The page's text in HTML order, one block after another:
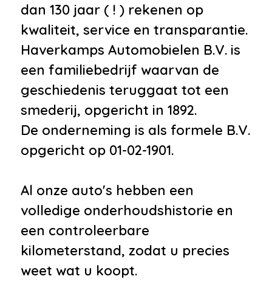
dan 130 jaar ( ! ) rekenen op
kwaliteit, service en transparantie.
Haverkamps Automobielen B.V. is
een familiebedrijf waarvan de
geschiedenis teruggaat tot een
smederij, opgericht in 1892.
De onderneming is als formele B.V.
opgericht op 01-02-1901.
Al onze auto's hebben een
volledige onderhoudshistorie en
een controleerbare
kilometerstand, zodat u precies
weet wat u koopt.